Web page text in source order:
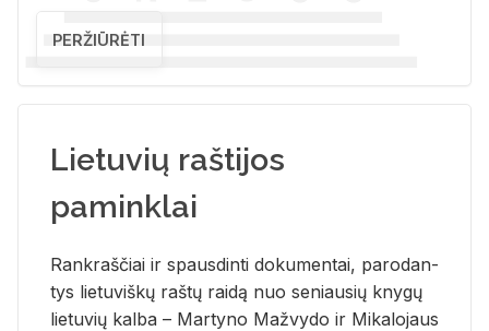
PERŽIŪRĖTI
Lietuvių raštijos
paminklai
Rank­raš­čiai ir spaus­din­ti do­ku­men­tai, pa­ro­dan­
tys lie­tu­viš­kų raš­tų rai­dą nuo se­niau­sių kny­gų
lie­tu­vių kal­ba – Mar­ty­no Ma­žvy­do ir Mi­ka­lo­jaus